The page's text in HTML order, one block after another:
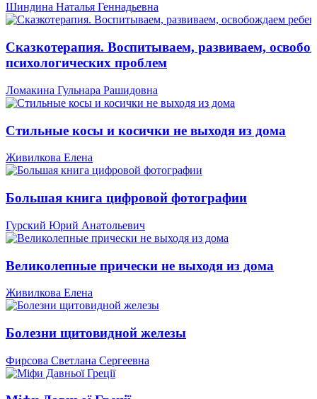
Шиндина Наталья Геннадьевна
Сказкотерапия. Воспитываем, развиваем,
психологических проблем
Ломакина Гульнара Рашидовна
Стильные косы и косички не выходя из дома
Живилкова Елена
Большая книга цифровой фотографии
Гурский Юрий Анатольевич
Великолепные прически не выходя из дома
Живилкова Елена
Болезни щитовидной железы
Фирсова Светлана Сергеевна